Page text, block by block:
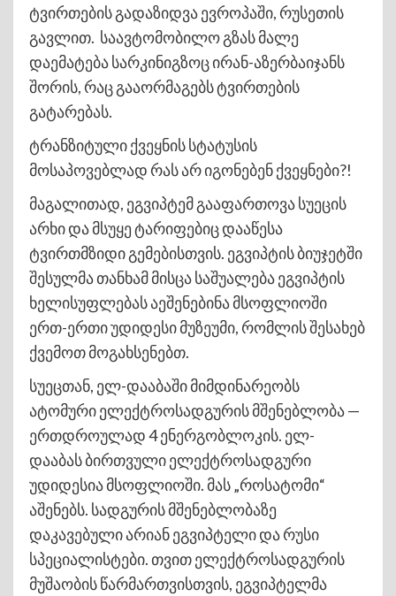
ტვირთების გადაზიდვა ევროპაში, რუსეთის
გავლით. საავტომობილო გზას მალე
დაემატება სარკინიგზოც ირან-აზერბაიჯანს
შორის, რაც გააორმაგებს ტვირთების
გატარებას.
ტრანზიტული ქვეყნის სტატუსის
მოსაპოვებლად რას არ იგონებენ ქვეყნები?!
მაგალითად, ეგვიპტემ გააფართოვა სუეცის
არხი და მსუყე ტარიფებიც დააწესა
ტვირთმზიდი გემებისთვის. ეგვიპტის ბიუჯეტში
შესულმა თანხამ მისცა საშუალება ეგვიპტის
ხელისუფლებას აეშენებინა მსოფლიოში
ერთ-ერთი უდიდესი მუზეუმი, რომლის შესახებ
ქვემოთ მოგახსენებთ.
სუეცთან, ელ-დააბაში მიმდინარეობს
ატომური ელექტროსადგურის მშენებლობა —
ერთდროულად 4 ენერგობლოკის. ელ-
დააბას ბირთვული ელექტროსადგური
უდიდესია მსოფლიოში. მას „როსატომი“
აშენებს. სადგურის მშენებლობაზე
დაკავებული არიან ეგვიპტელი და რუსი
სპეციალისტები. თვით ელექტროსადგურის
მუშაობის წარმართვისთვის, ეგვიპტელმა